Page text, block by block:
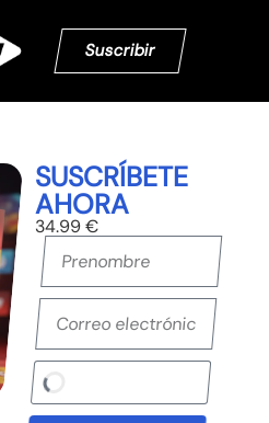
Suscribir
SUSCRÍBETE
AHORA
34.99 €